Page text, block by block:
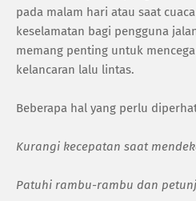
pada malam hari atau saat
keselamatan bagi pengguna
memang penting untuk
kelancaran lalu lintas.
Beberapa hal yang perlu
Kurangi kecepatan saat
Patuhi rambu-rambu dan